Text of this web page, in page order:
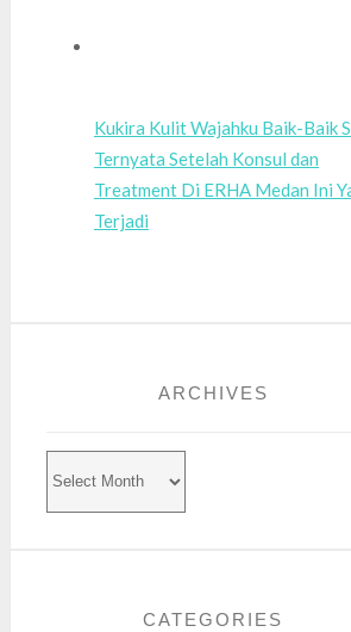
Kukira Kulit Wajahku Baik-Baik
Ternyata Setelah Konsul dan
Treatment Di ERHA Medan Ini
Terjadi
ARCHIVES
CATEGORIES